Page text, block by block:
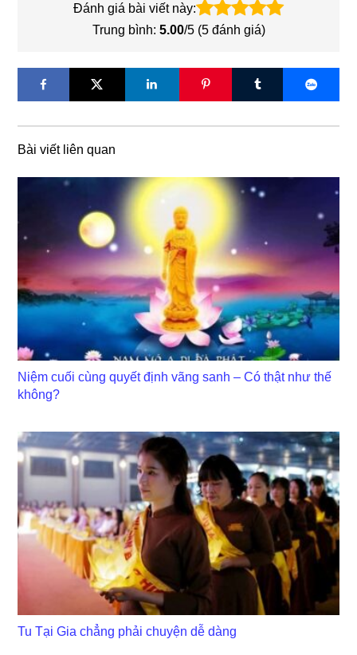
Đánh giá bài viết này:
Trung bình: 5.00/5 (5đánh giá)
Bài viết liên quan
Niệm cuối cùng quyết định vãng sanh – Có thật như thế
không?
Tu Tại Gia chẳng phải chuyện dễ dàng